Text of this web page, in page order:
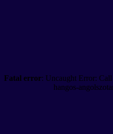
Fatal error: Uncaught Error:
hangos-